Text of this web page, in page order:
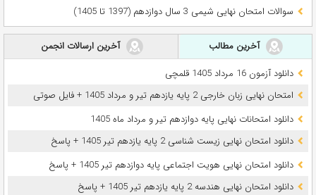
سوالات امتحان نهایی شیمی 3 سال دوازدهم (1397 تا 1405)
آخرین مطالب
آخرین ارسالات انجمن
دانلود آزمون 16 مرداد 1405 قلمچی
امتحان نهایی زبان خارجی 2 پایه یازدهم تیر و مرداد 1405 + فایل صوتی
دانلود امتحانات نهایی پایه دوازدهم تیر و مرداد ماه 1405
دانلود امتحان نهایی زیست شناسی 2 پایه یازدهم تیر 1405 + پاسخ
دانلود امتحان نهایی هویت اجتماعی پایه دوازدهم تیر 1405 + پاسخ
دانلود امتحان نهایی هندسه 2 پایه یازدهم تیر 1405 + پاسخ